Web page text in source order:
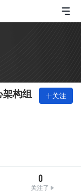
构组 关注
0
关注了